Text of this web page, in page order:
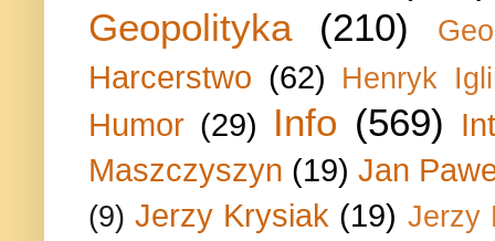
Geopolityka
(210)
Harcerstwo (62) Henryk
Humor (29) Info (569)
Maszczyszyn (19) Jan
(9) Jerzy Krysiak (19) Jerzy